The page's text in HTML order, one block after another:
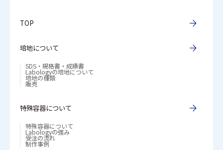
TOP
培地について
SDS・規格書・成績書
Labologyの培地について
培地の種類
販売
特殊容器について
特殊容器について
Labologyの強み
受注の流れ
制作事例